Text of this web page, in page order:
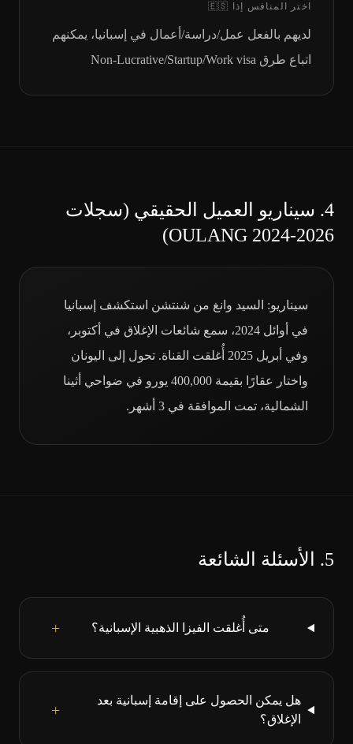
اختر المنافس إذا 🇪🇸
لديهم بالفعل عمل/دراسة/أعمال في إسبانيا، يمكنهم
اتباع طرق Non-Lucrative/Startup/Work visa
4. سيناريو العميل الحقيقي (سجلات
OULANG 2024-2026)
سيناريو: السيد وانغ من شنتشن استكشف إسبانيا
في أوائل 2024، سمع شائعات الإغلاق في أكتوبر،
وفي أبريل 2025 أُغلقت القناة. تحول إلى اليونان
واختار عقارًا بقيمة 400,000 يورو في ضواحي أثينا
الشمالية، تمت الموافقة في 3 أشهر.
5. الأسئلة الشائعة
متى أُغلقت الفيزا الذهبية الإسبانية؟ +
هل يمكن الحصول على إقامة إسبانية بعد
الإغلاق؟
+